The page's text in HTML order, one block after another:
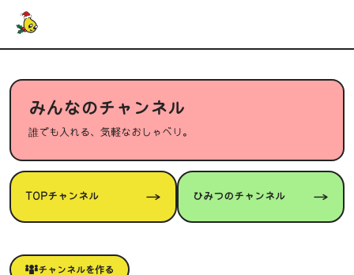
みんなのチャンネル
誰でも入れる、気軽なおしゃべり。
TOPチャンネル → ひみつのチャンネル →
チャンネルを作る